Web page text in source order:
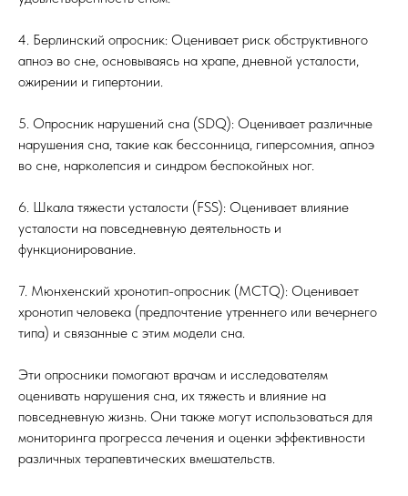
4. Берлинский опросник: Оценивает риск обструктивного
апноэ во сне, основываясь на храпе, дневной усталости,
ожирении и гипертонии.
5. Опросник нарушений сна (SDQ): Оценивает различные
нарушения сна, такие как бессонница, гиперсомния, апноэ
во сне, нарколепсия и синдром беспокойных ног.
6. Шкала тяжести усталости (FSS): Оценивает влияние
усталости на повседневную деятельность и
функционирование.
7. Мюнхенский хронотип-опросник (MCTQ): Оценивает
хронотип человека (предпочтение утреннего или вечернего
типа) и связанные с этим модели сна.
Эти опросники помогают врачам и исследователям
оценивать нарушения сна, их тяжесть и влияние на
повседневную жизнь. Они также могут использоваться для
мониторинга прогресса лечения и оценки эффективности
различных терапевтических вмешательств.